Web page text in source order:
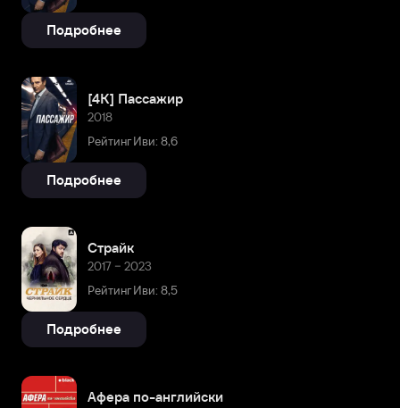
Подробнее
[4K] Пассажир
2018
Рейтинг Иви: 8,6
Подробнее
Страйк
2017 – 2023
Рейтинг Иви: 8,5
Подробнее
Афера по-английски